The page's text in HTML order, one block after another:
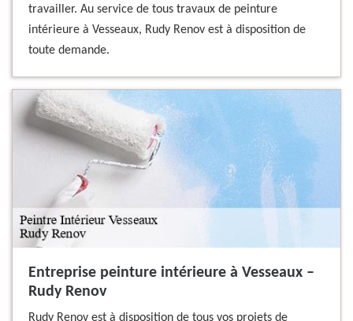
travailler. Au service de tous travaux de peinture
intérieure à Vesseaux, Rudy Renov est à disposition de
toute demande.
Entreprise peinture intérieure à Vesseaux –
Rudy Renov
Rudy Renov est à disposition de tous vos projets de